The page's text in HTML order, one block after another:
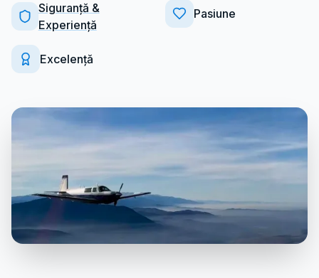
Siguranță &
Experiență
Pasiune
Excelență